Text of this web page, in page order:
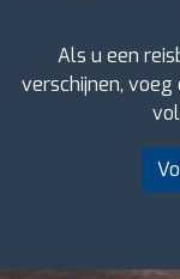
Als u een
verschijnen,